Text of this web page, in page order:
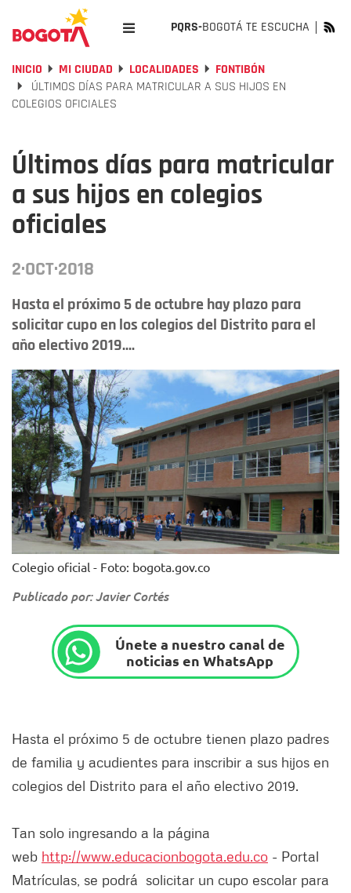
PQRS-BOGOTÁ TE ESCUCHA
INICIO MI CIUDAD LOCALIDADES
FONTIBÓN
ÚLTIMOS DÍAS PARA MATRICULAR A SUS HIJOS EN
COLEGIOS OFICIALES
Últimos días para matricular
a sus hijos en colegios
oficiales
2·OCT·2018
Hasta el próximo 5 de octubre hay plazo para
solicitar cupo en los colegios del Distrito para el
año electivo 2019....
Colegio oficial - Foto: bogota.gov.co
Publicado por: Javier Cortés
Únete a nuestro canal de
noticias en WhatsApp
Hasta el próximo 5 de octubre tienen plazo padres
de familia y acudientes para inscribir a sus hijos en
colegios del Distrito para el año electivo 2019.
Tan solo ingresando a la página
web http://www.educacionbogota.edu.co - Portal
Matrículas, se podrá solicitar un cupo escolar para